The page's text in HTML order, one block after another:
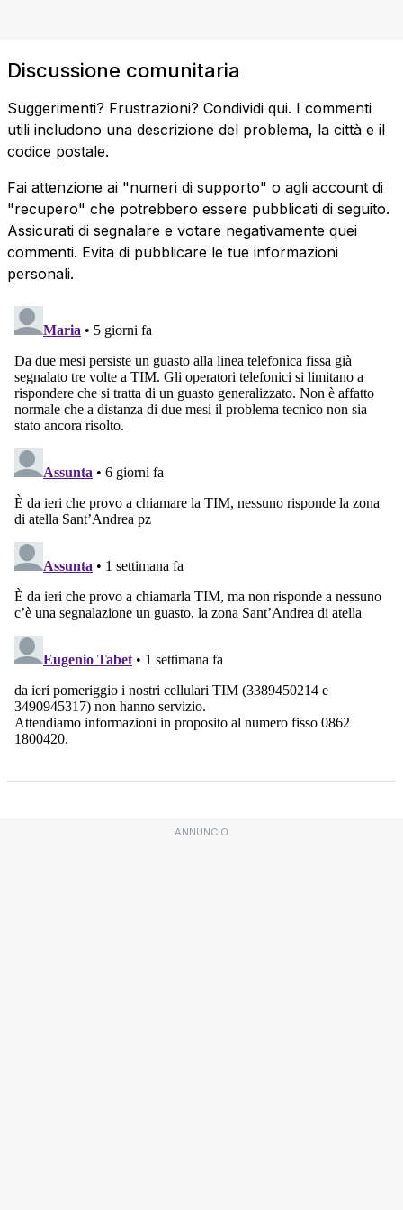
Discussione comunitaria
Suggerimenti? Frustrazioni? Condividi qui. I commenti
utili includono una descrizione del problema, la città e il
codice postale.
Fai attenzione ai "numeri di supporto" o agli account di
"recupero" che potrebbero essere pubblicati di seguito.
Assicurati di segnalare e votare negativamente quei
commenti. Evita di pubblicare le tue informazioni
personali.
ANNUNCIO